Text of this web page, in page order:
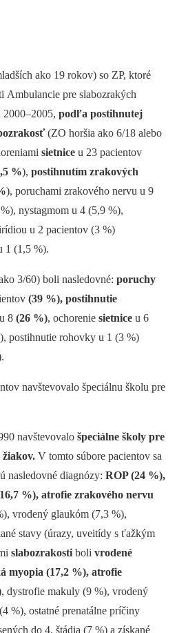
ako 19 rokov) so ZP, ktoré
Ambulancie pre slabozrakých
podľa postihnutej
(ZO horšia ako 6/18 alebo
sietnice u 23 pacientov
%), postihnutím zrakových
), poruchami zrakového nervu u 9
nystagmom u 4 (5,9 %),
u 2 pacientov (3 %)
1 (1,5 %).
3/60) boli nasledovné: poruchy
(39 %), postihnutie
u 8 (26 %), ochorenie sietnice u 6
postihnutie rohovky u 1 (3 %)
navštevovalo špeciálnu školu pre
navštevovalo špeciálne školy pre
V tomto súbore pacientov sa
nasledovné diagnózy: ROP (24 %),
%), atrofie zrakového nervu
vrodený glaukóm (7,3 %),
stavy (úrazy, uveitídy s ťažkým
slabozrakosti boli vrodené
myopia (17,2 %), atrofie
, dystrofie makuly (9 %), vrodený
%), ostatné prenatálne príčiny
do 4. štádia (7 %) a získané